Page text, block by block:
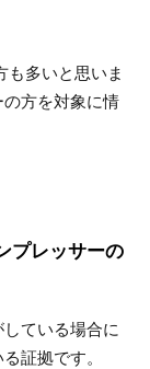
も多いと思いま
方を対象に情
プレッサーの
ている場合に
証拠です。